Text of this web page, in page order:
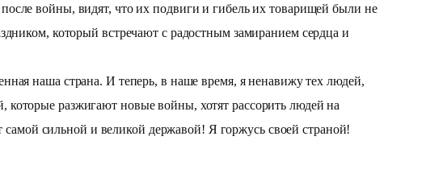
войны, видят, что их подвиги и гибель их товарищей были не
который встречают с радостным замиранием сердца и
наша страна. И теперь, в наше время, я ненавижу тех людей,
разжигают новые войны, хотят рассорить людей на
самой сильной и великой державой! Я горжусь своей страной!